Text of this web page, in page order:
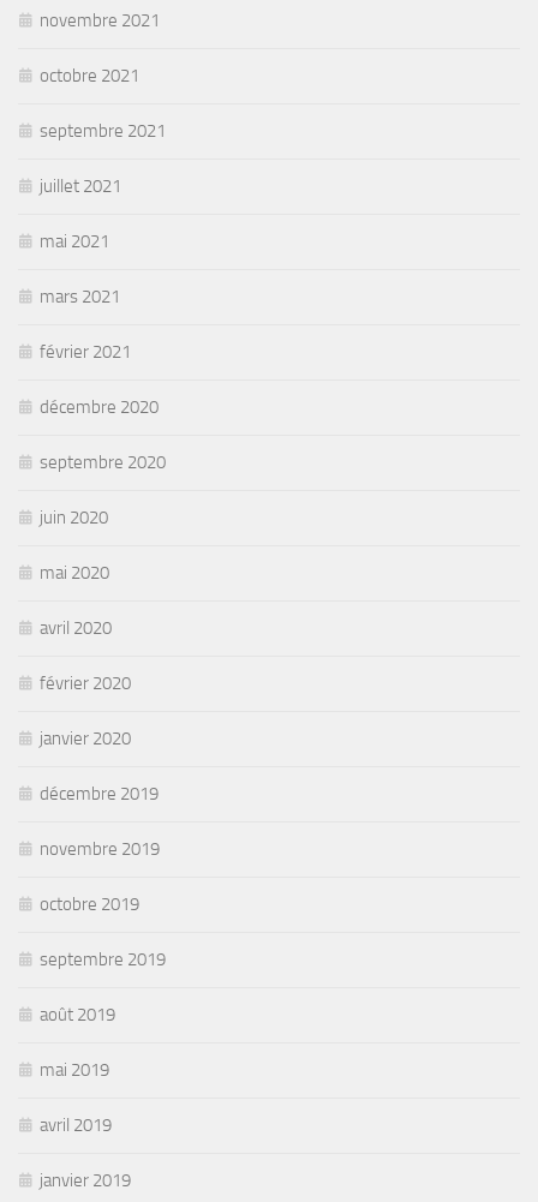
novembre 2021
octobre 2021
septembre 2021
juillet 2021
mai 2021
mars 2021
février 2021
décembre 2020
septembre 2020
juin 2020
mai 2020
avril 2020
février 2020
janvier 2020
décembre 2019
novembre 2019
octobre 2019
septembre 2019
août 2019
mai 2019
avril 2019
janvier 2019